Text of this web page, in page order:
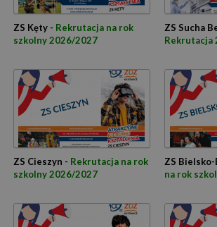
ZS Kęty - Rekrutacja na rok
szkolny 2026/2027
ZS Sucha
Rekrutacja
ZS Cieszyn - Rekrutacja na rok
szkolny 2026/2027
ZS Bielsko-
na rok